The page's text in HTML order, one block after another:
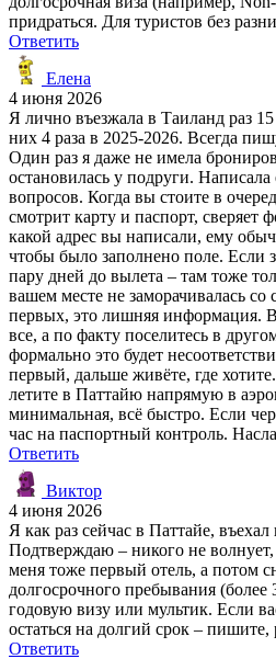
придраться. Для туристов без
Ответить
Елена
4 июня 2026
Я лично въезжала в Таиланд раз
них 4 раза в 2025-2026. Всегда
Один раз я даже не имела
остановилась у подруги.
вопросов. Когда вы стоите в
смотрит карту и паспорт, сверяет
какой адрес вы написали, ему
чтобы было заполнено поле. Если
пару дней до вылета – там тоже
вашем месте не заморачивалась
первых, это лишняя информация.
все, а по факту поселитесь в
формально это будет
первый, дальше живёте, где
летите в Паттайю напрямую в
минимальная, всё быстро. Если
час на паспортный контроль.
Ответить
Виктор
4 июня 2026
Я как раз сейчас в Паттайе, въехал
Подтверждаю – никого не
меня тоже первый отель, а потом
долгосрочного пребывания
годовую визу или мультик. Если
остаться на долгий срок – пишите,
Ответить